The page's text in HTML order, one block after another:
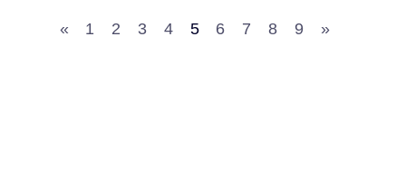
« 1 2 3 4 5 6 7 8 9 »